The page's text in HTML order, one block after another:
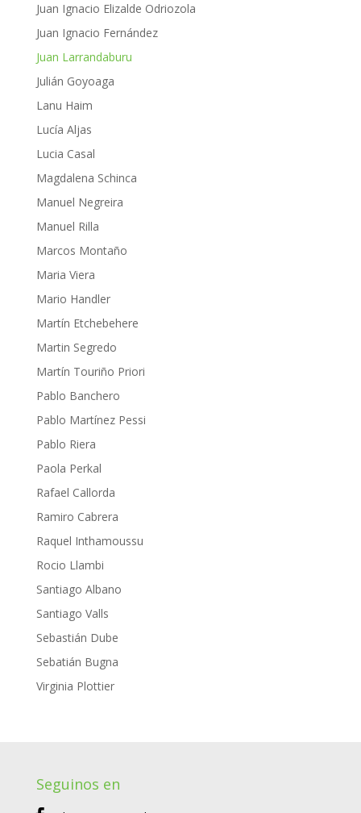
Juan Ignacio Elizalde Odriozola
Juan Ignacio Fernández
Juan Larrandaburu
Julián Goyoaga
Lanu Haim
Lucía Aljas
Lucia Casal
Magdalena Schinca
Manuel Negreira
Manuel Rilla
Marcos Montaño
Maria Viera
Mario Handler
Martín Etchebehere
Martin Segredo
Martín Touriño Priori
Pablo Banchero
Pablo Martínez Pessi
Pablo Riera
Paola Perkal
Rafael Callorda
Ramiro Cabrera
Raquel Inthamoussu
Rocio Llambi
Santiago Albano
Santiago Valls
Sebastián Dube
Sebatián Bugna
Virginia Plottier
Seguinos en